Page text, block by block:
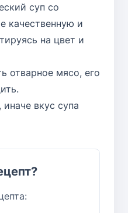
суп со
качественную и
на цвет и
отварное мясо, его
вкус супа